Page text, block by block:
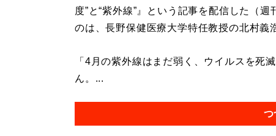
度”と“紫外線”』という記事を配信した（
のは、長野保健医療大学特任教授の北村義
「4月の紫外線はまだ弱く、ウイルスを死
ん。...
つ